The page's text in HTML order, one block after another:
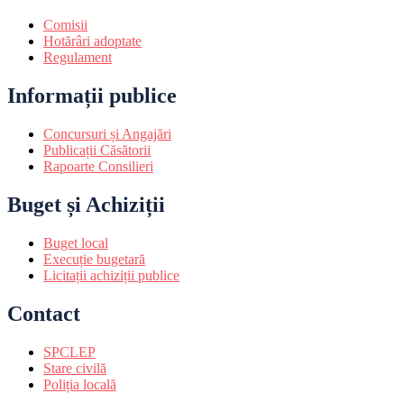
Comisii
Hotărâri adoptate
Regulament
Informații publice
Concursuri și Angajări
Publicații Căsătorii
Rapoarte Consilieri
Buget și Achiziții
Buget local
Execuție bugetară
Licitații achiziții publice
Contact
SPCLEP
Stare civilă
Poliția locală